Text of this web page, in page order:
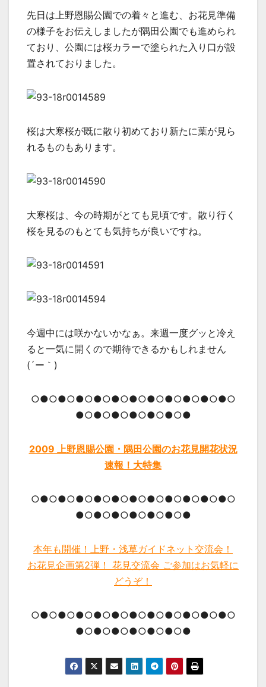
先日は上野恩賜公園での着々と進む、お花見準備
の様子をお伝えしましたが隅田公園でも進められ
ており、公園には桜カラーで塗られた入り口が設
置されておりました。
桜は大寒桜が既に散り初めており新たに葉が見ら
れるものもあります。
大寒桜は、今の時期がとても見頃です。散り行く
桜を見るのもとても気持ちが良いですね。
今週中には咲かないかなぁ。来週一度グッと冷え
ると一気に開くので期待できるかもしれません
(´ー｀)
○●○●○●○●○●○●○●○●○●○●○●○
●○●○●○●○●○●○●
2009 上野恩賜公園・隅田公園のお花見開花状況
速報！大特集
○●○●○●○●○●○●○●○●○●○●○●○
●○●○●○●○●○●○●
本年も開催！上野・浅草ガイドネット交流会！
お花見企画第2弾！ 花見交流会 ご参加はお気軽に
どうぞ！
○●○●○●○●○●○●○●○●○●○●○●○
●○●○●○●○●○●○●